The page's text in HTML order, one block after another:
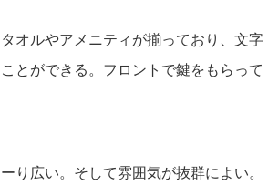
オルやアメニティが揃っており、文字
とができる。フロントで鍵をもらって
り広い。そして雰囲気が抜群によい。